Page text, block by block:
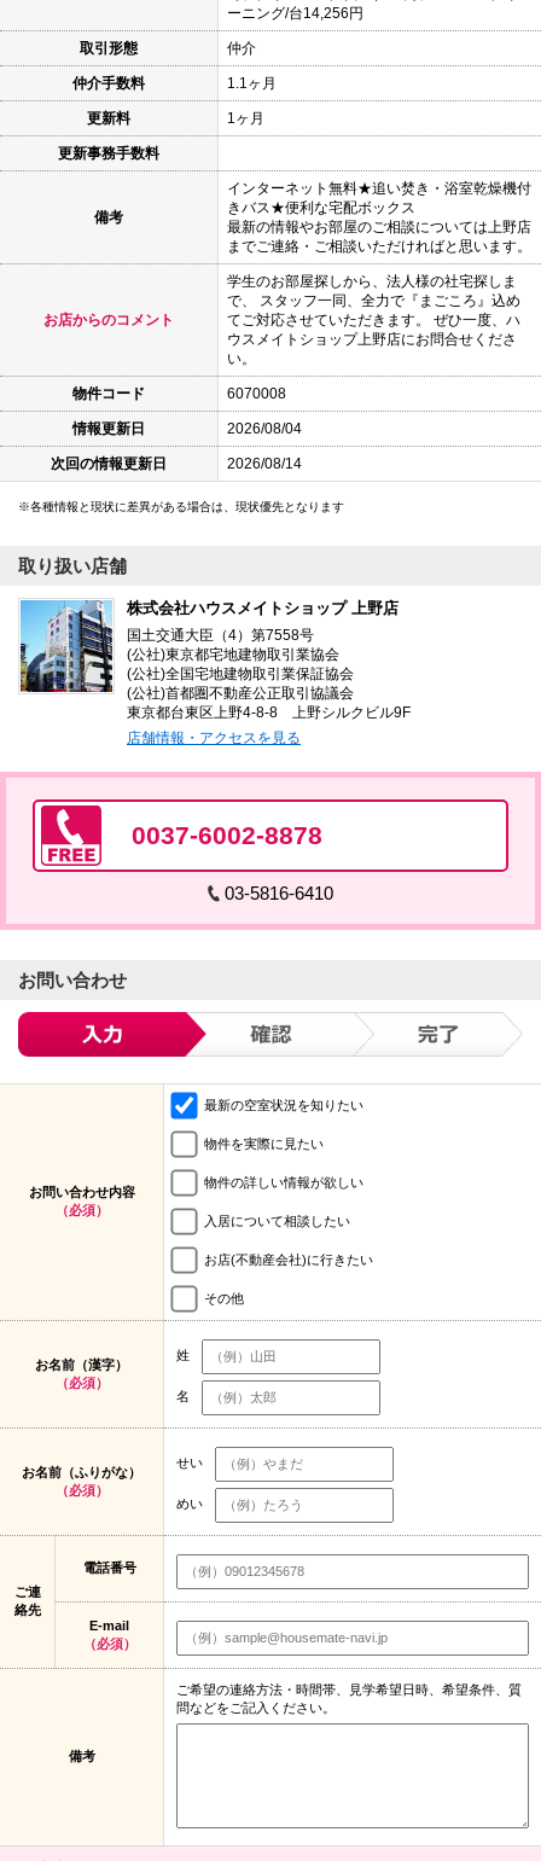
ーニング/台14,256円
取引形態 仲介
仲介手数料 1.1ヶ月
更新料 1ヶ月
更新事務手数料
備考
インターネット無料★追い焚き・浴室乾燥機付
きバス★便利な宅配ボックス
最新の情報やお部屋のご相談については上野店
までご連絡・ご相談いただければと思います。
お店からのコメント
学生のお部屋探しから、法人様の社宅探しま
で、 スタッフ一同、全力で『まごころ』込め
てご対応させていただきます。 ぜひ一度、ハ
ウスメイトショップ上野店にお問合せくださ
い。
物件コード 6070008
情報更新日 2026/08/04
次回の情報更新日 2026/08/14
各種情報と現状に差異がある場合は、現状優先となります
取り扱い店舗
株式会社ハウスメイトショップ 上野店
国土交通大臣（4）第7558号
(公社)東京都宅地建物取引業協会
(公社)全国宅地建物取引業保証協会
(公社)首都圏不動産公正取引協議会
東京都台東区上野4-8-8 上野シルクビル9F
店舗情報・アクセスを見る
0037-6002-8878
03-5816-6410
お問い合わせ
お問い合わせ内容
（必須）
最新の空室状況を知りたい
物件を実際に見たい
物件の詳しい情報が欲しい
入居について相談したい
お店(不動産会社)に行きたい
その他
お名前（漢字）
（必須）
姓
名
お名前（ふりがな）
（必須）
せい
めい
ご連
絡先
電話番号
E-mail
（必須）
備考
ご希望の連絡方法・時間帯、見学希望日時、希望条件、質
問などをご記入ください。